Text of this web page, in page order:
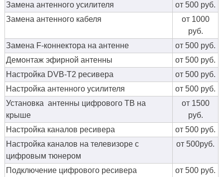
Замена антенного усилителя
от 500 руб.
Замена антенного кабеля
от 1000
руб.
Замена F-коннектора на антенне
от 500 руб.
Демонтаж эфирной антенны
от 500 руб.
Настройка DVB-T2 ресивера
от 500 руб.
Настройка антенного усилителя
от 500 руб.
Установка антенны цифрового ТВ на
крыше
от 1500
руб.
Настройка каналов ресивера
от 500 руб.
Настройка каналов на телевизоре с
цифровым тюнером
от 500руб.
Подключение цифрового ресивера
от 500 руб.